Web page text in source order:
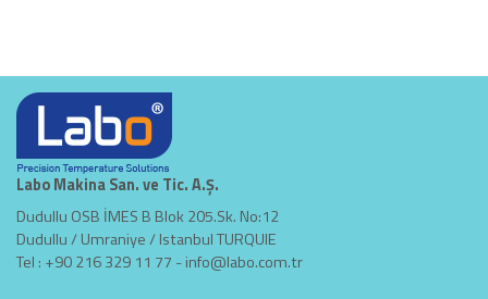
Labo Makina San. ve Tic. A.Ş.
Dudullu OSB İMES B Blok 205.Sk. No:12
Dudullu / Umraniye / Istanbul TURQUIE
Tel : +90 216 329 11 77 -info@labo.com.tr